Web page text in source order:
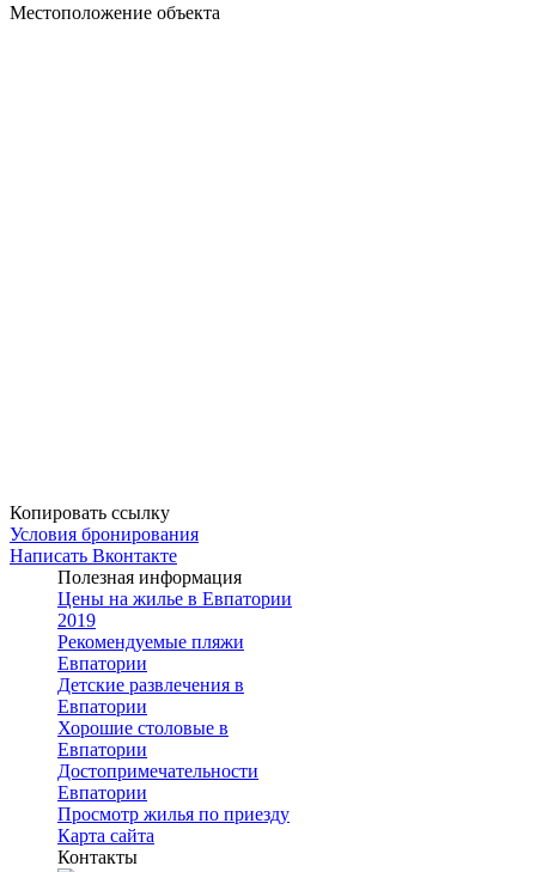
Местоположение объекта
Копировать ссылку
Условия бронирования
Написать Вконтакте
Полезная информация
Цены на жилье в Евпатории
2019
Рекомендуемые пляжи
Евпатории
Детские развлечения в
Евпатории
Хорошие столовые в
Евпатории
Достопримечательности
Евпатории
Просмотр жилья по приезду
Карта сайта
Контакты